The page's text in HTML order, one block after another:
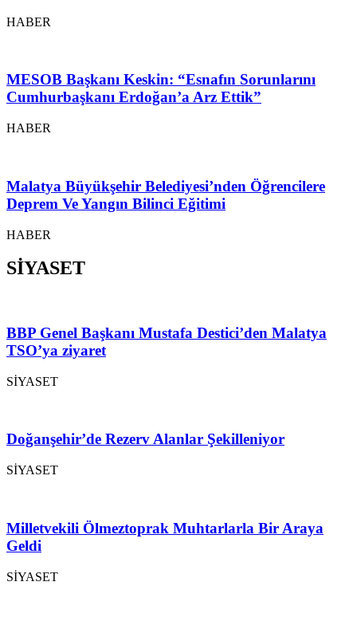
HABER
MESOB Başkanı Keskin: “Esnafın Sorunlarını
Cumhurbaşkanı Erdoğan’a Arz Ettik”
HABER
Malatya Büyükşehir Belediyesi’nden Öğrencilere
Deprem Ve Yangın Bilinci Eğitimi
HABER
SİYASET
BBP Genel Başkanı Mustafa Destici’den Malatya
TSO’ya ziyaret
SİYASET
Doğanşehir’de Rezerv Alanlar Şekilleniyor
SİYASET
Milletvekili Ölmeztoprak Muhtarlarla Bir Araya
Geldi
SİYASET